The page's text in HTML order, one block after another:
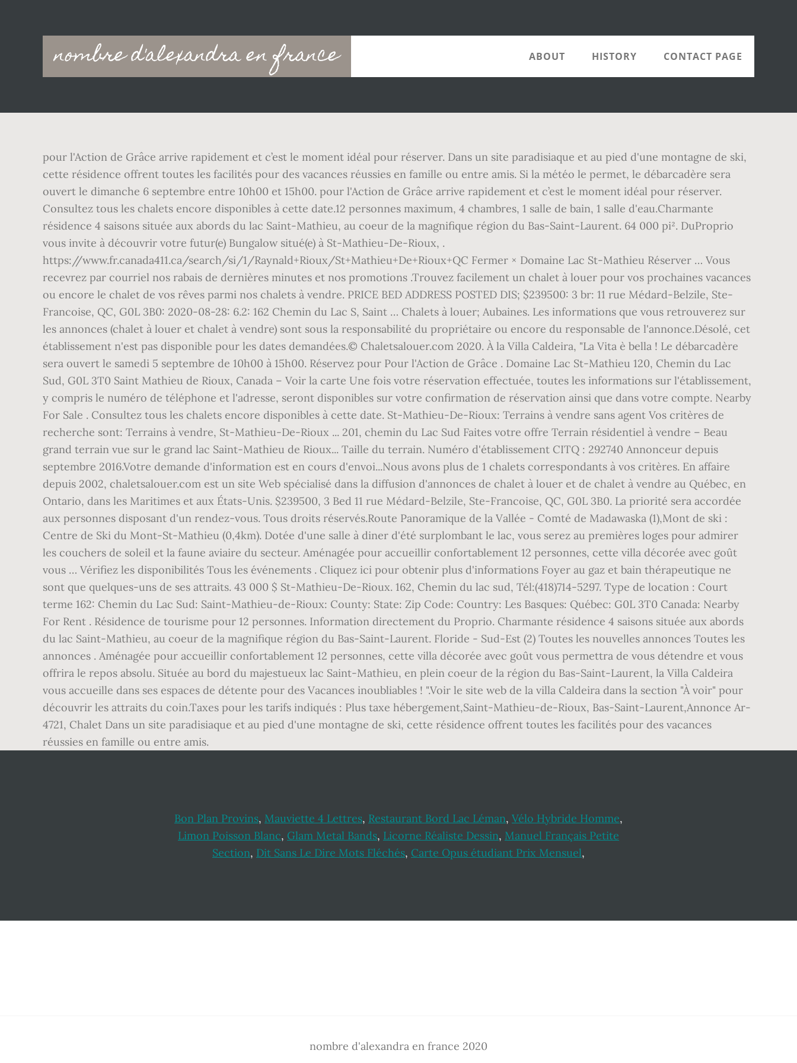
nombre d'alexandra en france
Main
navigation
ABOUT HISTORY CONTACT PAGE
pour l'Action de Grâce arrive rapidement et c’est le moment idéal pour réserver. Dans un site paradisiaque et au pied d'une montagne de ski,
cette résidence offrent toutes les facilités pour des vacances réussies en famille ou entre amis. Si la météo le permet, le débarcadère sera
ouvert le dimanche 6 septembre entre 10h00 et 15h00. pour l'Action de Grâce arrive rapidement et c’est le moment idéal pour réserver.
Consultez tous les chalets encore disponibles à cette date.12 personnes maximum, 4 chambres, 1 salle de bain, 1 salle d'eau.Charmante
résidence 4 saisons située aux abords du lac Saint-Mathieu, au coeur de la magnifique région du Bas-Saint-Laurent. 64 000 pi². DuProprio
vous invite à découvrir votre futur(e) Bungalow situé(e) à St-Mathieu-De-Rioux, .
https://www.fr.canada411.ca/search/si/1/Raynald+Rioux/St+Mathieu+De+Rioux+QC Fermer × Domaine Lac St-Mathieu Réserver … Vous
recevrez par courriel nos rabais de dernières minutes et nos promotions .Trouvez facilement un chalet à louer pour vos prochaines vacances
ou encore le chalet de vos rêves parmi nos chalets à vendre. PRICE BED ADDRESS POSTED DIS; $239500: 3 br: 11 rue Médard-Belzile, Ste-
Francoise, QC, G0L 3B0: 2020-08-28: 6.2: 162 Chemin du Lac S, Saint … Chalets à louer; Aubaines. Les informations que vous retrouverez sur
les annonces (chalet à louer et chalet à vendre) sont sous la responsabilité du propriétaire ou encore du responsable de l'annonce.Désolé, cet
établissement n'est pas disponible pour les dates demandées.© Chaletsalouer.com 2020. À la Villa Caldeira, "La Vita è bella ! Le débarcadère
sera ouvert le samedi 5 septembre de 10h00 à 15h00. Réservez pour Pour l'Action de Grâce . Domaine Lac St-Mathieu 120, Chemin du Lac
Sud, G0L 3T0 Saint Mathieu de Rioux, Canada – Voir la carte Une fois votre réservation effectuée, toutes les informations sur l'établissement,
y compris le numéro de téléphone et l'adresse, seront disponibles sur votre confirmation de réservation ainsi que dans votre compte. Nearby
For Sale . Consultez tous les chalets encore disponibles à cette date. St-Mathieu-De-Rioux: Terrains à vendre sans agent Vos critères de
recherche sont: Terrains à vendre, St-Mathieu-De-Rioux ... 201, chemin du Lac Sud Faites votre offre Terrain résidentiel à vendre – Beau
grand terrain vue sur le grand lac Saint-Mathieu de Rioux... Taille du terrain. Numéro d'établissement CITQ : 292740 Annonceur depuis
septembre 2016.Votre demande d'information est en cours d'envoi...Nous avons plus de 1 chalets correspondants à vos critères. En affaire
depuis 2002, chaletsalouer.com est un site Web spécialisé dans la diffusion d'annonces de chalet à louer et de chalet à vendre au Québec, en
Ontario, dans les Maritimes et aux États-Unis. $239500, 3 Bed 11 rue Médard-Belzile, Ste-Francoise, QC, G0L 3B0. La priorité sera accordée
aux personnes disposant d'un rendez-vous. Tous droits réservés.Route Panoramique de la Vallée - Comté de Madawaska (1),Mont de ski :
Centre de Ski du Mont-St-Mathieu (0,4km). Dotée d'une salle à diner d'été surplombant le lac, vous serez au premières loges pour admirer
les couchers de soleil et la faune aviaire du secteur. Aménagée pour accueillir confortablement 12 personnes, cette villa décorée avec goût
vous … Vérifiez les disponibilités Tous les événements . Cliquez ici pour obtenir plus d'informations Foyer au gaz et bain thérapeutique ne
sont que quelques-uns de ses attraits. 43 000 $ St-Mathieu-De-Rioux. 162, Chemin du lac sud, Tél:(418)714-5297. Type de location : Court
terme 162: Chemin du Lac Sud: Saint-Mathieu-de-Rioux: County: State: Zip Code: Country: Les Basques: Québec: G0L 3T0 Canada: Nearby
For Rent . Résidence de tourisme pour 12 personnes. Information directement du Proprio. Charmante résidence 4 saisons située aux abords
du lac Saint-Mathieu, au coeur de la magnifique région du Bas-Saint-Laurent. Floride - Sud-Est (2) Toutes les nouvelles annonces Toutes les
annonces . Aménagée pour accueillir confortablement 12 personnes, cette villa décorée avec goût vous permettra de vous détendre et vous
offrira le repos absolu. Située au bord du majestueux lac Saint-Mathieu, en plein coeur de la région du Bas-Saint-Laurent, la Villa Caldeira
vous accueille dans ses espaces de détente pour des Vacances inoubliables ! ".Voir le site web de la villa Caldeira dans la section "À voir" pour
découvrir les attraits du coin.Taxes pour les tarifs indiqués : Plus taxe hébergement,Saint-Mathieu-de-Rioux, Bas-Saint-Laurent,Annonce Ar-
4721, Chalet Dans un site paradisiaque et au pied d'une montagne de ski, cette résidence offrent toutes les facilités pour des vacances
réussies en famille ou entre amis.
Bon Plan Provins, Mauviette 4 Lettres, Restaurant Bord Lac Léman, Vélo Hybride Homme,
Limon Poisson Blanc, Glam Metal Bands, Licorne Réaliste Dessin, Manuel Français Petite
Section, Dit Sans Le Dire Mots Fléchés, Carte Opus étudiant Prix Mensuel,
nombre d'alexandra en france 2020